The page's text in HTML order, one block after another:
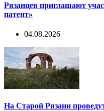
Рязанцев приглашают
патент»
04.08.2026
На Старой Рязани